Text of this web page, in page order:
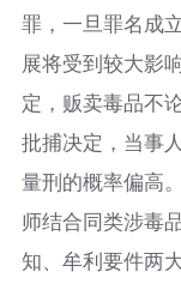
罪，一旦罪名成
展将受到较大影
定，贩卖毒品不
批捕决定，当事
量刑的概率偏高。
师结合同类涉毒
知、牟利要件两